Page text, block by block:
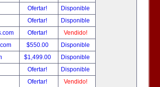
Ofertar!
Disponible
Ofertar!
Disponible
Ofertar!
Vendido!
$550.00
Disponible
$1,499.00
Disponible
Ofertar!
Disponible
Ofertar! Vendido!